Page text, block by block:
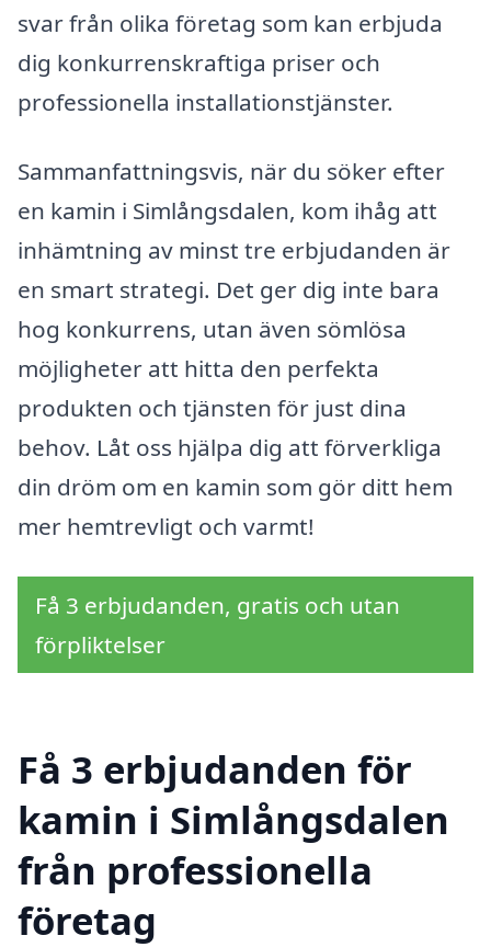
svar från olika företag som kan erbjuda
dig konkurrenskraftiga priser och
professionella installationstjänster.
Sammanfattningsvis, när du söker efter
en kamin i Simlångsdalen, kom ihåg att
inhämtning av minst tre erbjudanden är
en smart strategi. Det ger dig inte bara
hog konkurrens, utan även sömlösa
möjligheter att hitta den perfekta
produkten och tjänsten för just dina
behov. Låt oss hjälpa dig att förverkliga
din dröm om en kamin som gör ditt hem
mer hemtrevligt och varmt!
Få 3 erbjudanden, gratis och utan
förpliktelser
Få 3 erbjudanden för
kamin i Simlångsdalen
från professionella
företag